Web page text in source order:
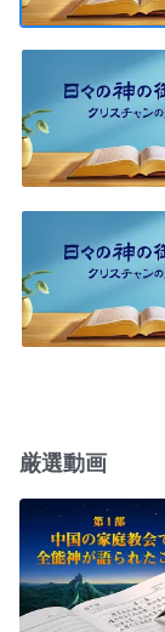
厳選動画